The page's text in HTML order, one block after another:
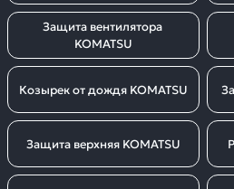
Защита вентилятора
KOMATSU
Козырек от дождя KOMATSU
Защита верхняя KOMATSU